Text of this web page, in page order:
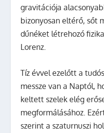
gravitációja
bizonyosan eltérő, sőt
dűnéket létrehozó
Lorenz.
Tíz évvel ezelőtt a
messze van a Naptól,
keltett szelek elég
megformálásához.
szerint a szaturnuszi